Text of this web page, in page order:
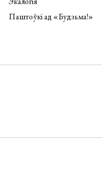
Паштоўкі ад «Будзьма!»